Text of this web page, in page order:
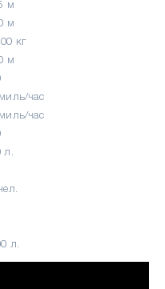
м
м
кг
м
час
час
л.
л.